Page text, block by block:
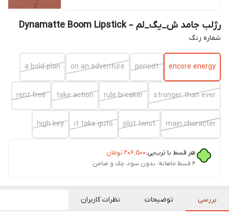
رژلب جامد ش_یگ_لم – Dynamatte Boom Lipstick
شماره رنگ
encore energy
periodt
on an adventure
a bold plan
stronger than ever
rule breaker
take action
rent free
main character
plot twist
it take guts
high key
هر قسط با ترب‌پی:۲۰۶٬۵۰۰ تومان
۴ قسط ماهانه. بدون سود، چک و ضامن.
بررسی توضیحات نظرات کاربران